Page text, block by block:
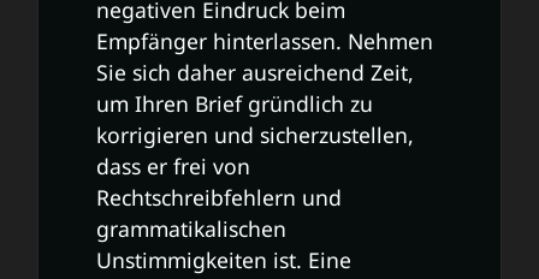
negativen Eindruck beim
Empfänger hinterlassen. Nehmen
Sie sich daher ausreichend Zeit,
um Ihren Brief gründlich zu
korrigieren und sicherzustellen,
dass er frei von
Rechtschreibfehlern und
grammatikalischen
Unstimmigkeiten ist. Eine